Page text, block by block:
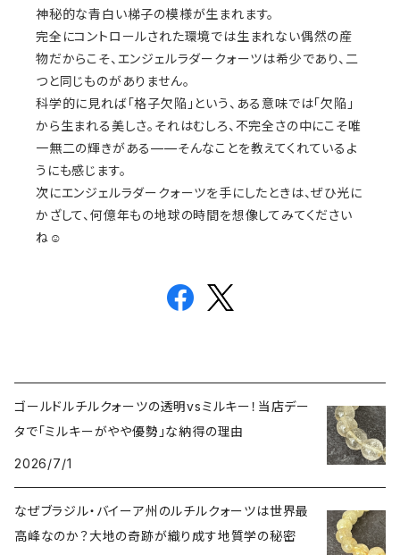
神秘的な青白い梯子の模様が生まれます。
完全にコントロールされた環境では生まれない偶然の産
物だからこそ、エンジェルラダークォーツは希少であり、二
つと同じものがありません。
科学的に見れば「格子欠陥」という、ある意味では「欠陥」
から生まれる美しさ。それはむしろ、不完全さの中にこそ唯
一無二の輝きがある——そんなことを教えてくれているよ
うにも感じます。
次にエンジェルラダークォーツを手にしたときは、ぜひ光に
かざして、何億年もの地球の時間を想像してみてください
ね☺
ゴールドルチルクォーツの透明vsミルキー！当店デー
タで「ミルキーがやや優勢」な納得の理由
2026/7/1
なぜブラジル・バイーア州のルチルクォーツは世界最
高峰なのか？大地の奇跡が織り成す地質学の秘密